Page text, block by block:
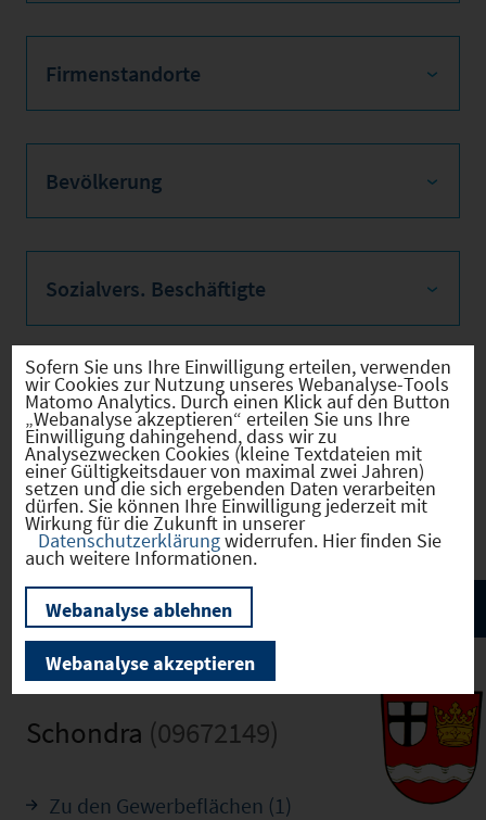
Firmenstandorte
Bevölkerung
Sozialvers. Beschäftigte
Verkehrsinfrastruktur
Kommunale Infrastruktur
Schondra (09672149)
Zu den Gewerbeflächen (1)
Sofern Sie uns Ihre Einwilligung erteilen, verwenden
wir Cookies zur Nutzung unseres Webanalyse-Tools
Matomo Analytics. Durch einen Klick auf den Button
„Webanalyse akzeptieren“ erteilen Sie uns Ihre
Einwilligung dahingehend, dass wir zu
Analysezwecken Cookies (kleine Textdateien mit
einer Gültigkeitsdauer von maximal zwei Jahren)
setzen und die sich ergebenden Daten verarbeiten
dürfen. Sie können Ihre Einwilligung jederzeit mit
Wirkung für die Zukunft in unserer
Datenschutzerklärungwiderrufen. Hier finden Sie
auch weitere Informationen.
Webanalyse ablehnen
Webanalyse akzeptieren